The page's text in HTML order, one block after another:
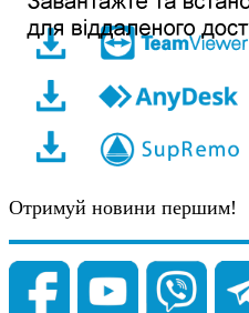
Отримуй новини першим!